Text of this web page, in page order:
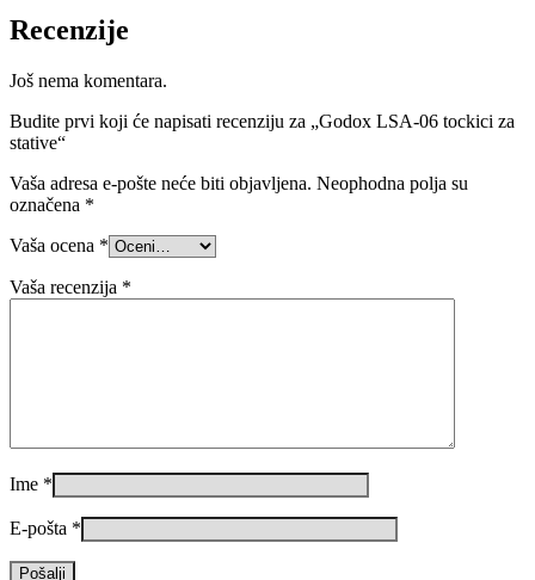
Recenzije
Još nema komentara.
Budite prvi koji će napisati recenziju za „Godox LSA-06 tockici za
stative“
Vaša adresa e-pošte neće biti objavljena. Neophodna polja su
označena *
Vaša ocena *
Vaša recenzija *
Ime *
E-pošta *